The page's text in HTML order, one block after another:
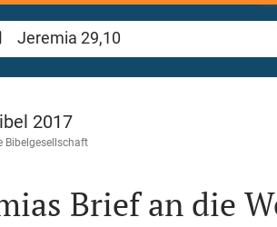
292017
Bibelgesellschaft
Brief an die